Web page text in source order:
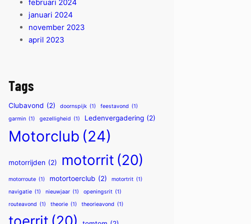
februari 2024
januari 2024
november 2023
april 2023
Tags
Clubavond (2) doornspijk (1) feestavond (1)
garmin (1) gezelligheid (1) Ledenvergadering (2)
Motorclub (24)
motorrijden (2) motorrit (20)
motorroute (1) motortoerclub (2) motortrit (1)
navigatie (1) nieuwjaar (1) openingsrit (1)
routeavond (1) theorie (1) theorieavond (1)